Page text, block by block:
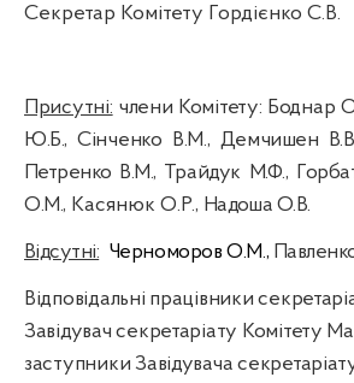
Секретар Комітету Гордієнко С.В.
Присутні: члени Комітету: Боднар
Ю.Б., Сінченко В.М., Демчишен
Петренко В.М., Трайдук М.Ф.,
О.М., Касянюк О.Р., Надоша О.В.
Відсутні: Черноморов О.М.,
Відповідальні працівники
Завідувач секретаріату Комітету
заступники Завідувача